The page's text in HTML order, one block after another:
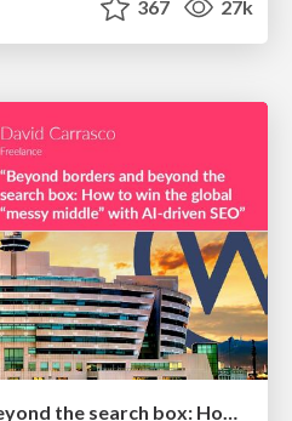
367 27k
Beyond borders and beyond the search box: How to win the global "messy middle" with AI-driven SEO